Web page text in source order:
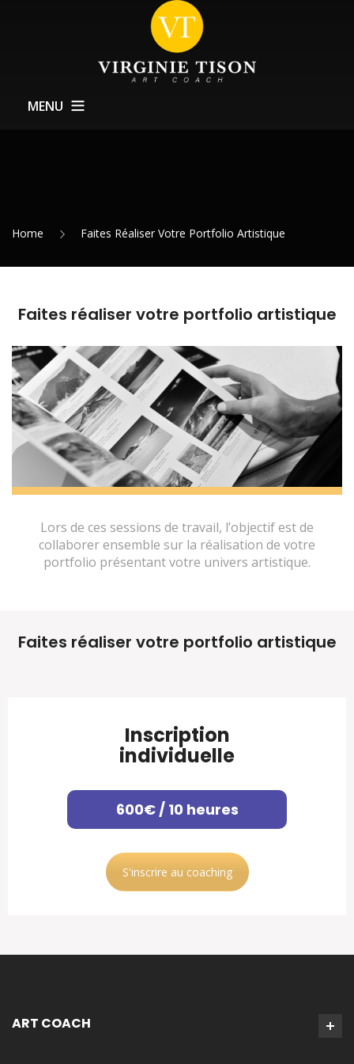
MENU
Contact
Home Faites Réaliser Votre Portfolio Artistique
Faites réaliser votre portfolio artistique
Lors de ces sessions de travail, l’objectif est de
collaborer ensemble sur la réalisation de votre
portfolio présentant votre univers artistique.
Faites réaliser votre portfolio artistique
Inscription
individuelle
600€ / 10 heures
S'inscrire au coaching
ART COACH